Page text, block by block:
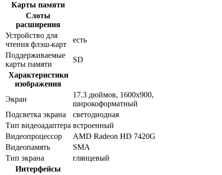
Карты памяти
Слоты
расширения
Устройство для
чтения флэш-карт
есть
Поддерживаемые
карты памяти
SD
Характеристики
изображения
Экран
17.3 дюймов, 1600x900,
широкоформатный
Подсветка экрана
светодиодная
Тип видеоадаптера встроенный
Видеопроцессор
AMD Radeon HD 7420G
Видеопамять
SMA
Тип экрана
глянцевый
Интерфейсы